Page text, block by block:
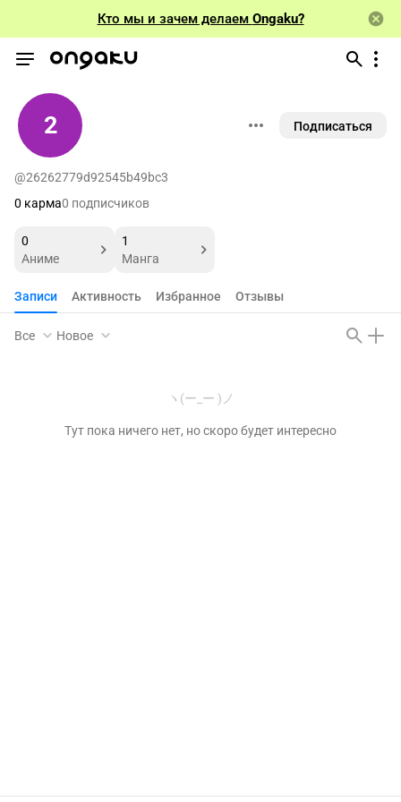
Кто мы и зачем делаем Ongaku?
2 Подписаться
@26262779d92545b49bc3
0 карма0 подписчиков
0
Аниме
1
Манга
Записи Активность Избранное Отзывы
Все Новое
ヽ(ー_ー )ノ
Тут пока ничего нет, но скоро будет интересно